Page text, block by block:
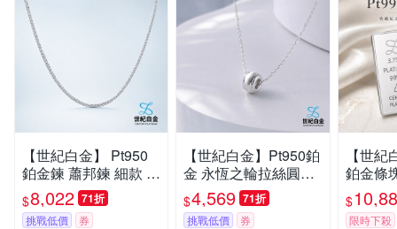
【世紀白金】 Pt950
鉑金鍊 蕭邦鍊 細款 女
士素鍊 鉑金項鍊 純淨
百搭鎖骨鍊
$8,022 71折
挑戰低價 券
【世紀白金】Pt950鉑
金 永恆之輪拉絲圓環
吊墜｜白金項鍊 女款
日常百搭 紀念禮物
$4,569 71折
挑戰低價 券
【世
鉑金條
財神
$
限時下殺